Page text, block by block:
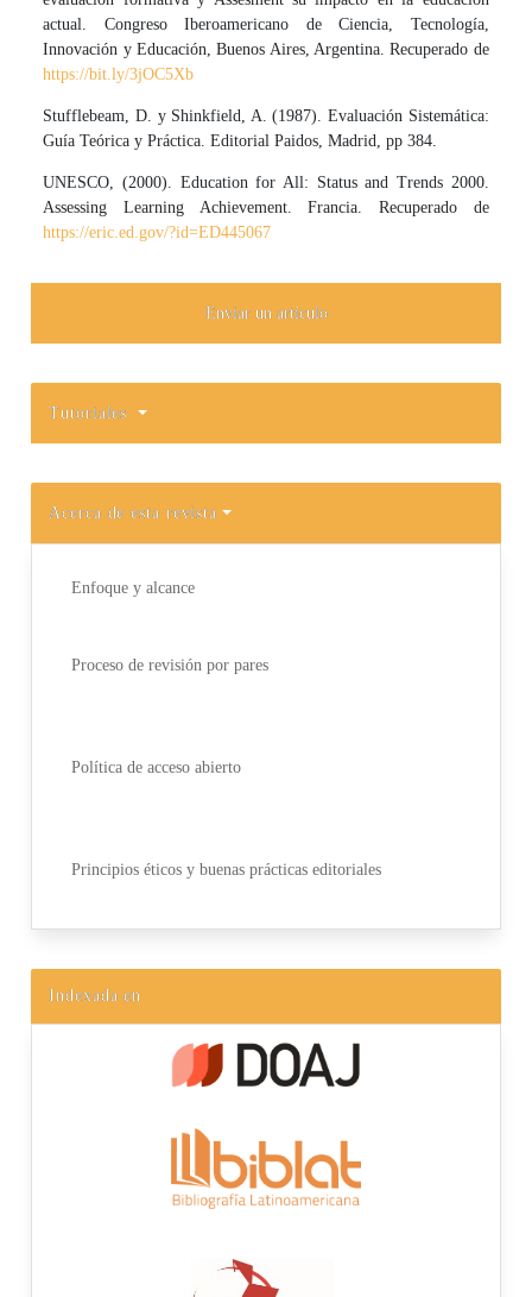
actual. Congreso Iberoamericano de Ciencia, Tecnología,
Innovación y Educación, Buenos Aires, Argentina. Recuperado de
https://bit.ly/3jOC5Xb
Stufflebeam, D. y Shinkfield, A. (1987). Evaluación Sistemática:
Guía Teórica y Práctica. Editorial Paidos, Madrid, pp 384.
UNESCO, (2000). Education for All: Status and Trends 2000.
Assessing Learning Achievement. Francia. Recuperado de
https://eric.ed.gov/?id=ED445067
Enviar un artículo
Tutoriales
Acerca de esta revista
Enfoque y alcance
Proceso de revisión por pares
Política de acceso abierto
Principios éticos y buenas prácticas editoriales
Indexada en